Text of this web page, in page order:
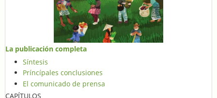
La publicación completa
Síntesis
Príncípales conclusiones
El comunicado de prensa
CAPÍTULOS